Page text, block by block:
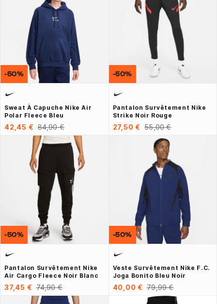
Sweat À Capuche Nike Air
Polar Fleece Bleu
42,45 € 84,90 €
-50%
Pantalon Survêtement Nike
Strike Noir Rouge
27,50 € 55,00 €
-50%
Pantalon Survêtement Nike
Air Cargo Fleece Noir Blanc
37,45 € 74,90 €
-50%
Veste Survêtement Nike F.C.
Joga Bonito Bleu Noir
40,00 € 79,99 €
-50%